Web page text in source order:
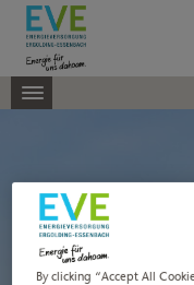
By clicking “Accept All